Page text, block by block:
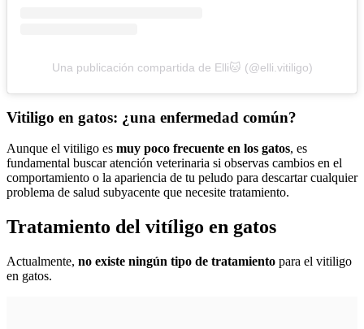
Una publicación compartida de Elli🐱 (@elli.vitiligo)
Vitiligo en gatos: ¿una enfermedad común?
Aunque el vitiligo es muy poco frecuente en los gatos, es
fundamental buscar atención veterinaria si observas cambios en el
comportamiento o la apariencia de tu peludo para descartar cualquier
problema de salud subyacente que necesite tratamiento.
Tratamiento del vitíligo en gatos
Actualmente, no existe ningún tipo de tratamiento para el vitiligo
en gatos.